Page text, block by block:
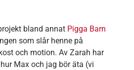
bland annat Pigga Barn
som slår henne på
och motion. Av Zarah har
Max och jag bör äta (vi